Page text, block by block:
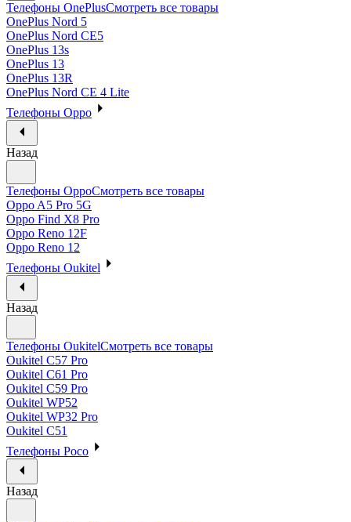
Телефоны OnePlusСмотреть все товары
OnePlus Nord 5
OnePlus Nord CE5
OnePlus 13s
OnePlus 13
OnePlus 13R
OnePlus Nord CE 4 Lite
Телефоны Oppo
Назад
Телефоны OppoСмотреть все товары
Oppo A5 Pro 5G
Oppo Find X8 Pro
Oppo Reno 12F
Oppo Reno 12
Телефоны Oukitel
Назад
Телефоны OukitelСмотреть все товары
Oukitel C57 Pro
Oukitel C61 Pro
Oukitel C59 Pro
Oukitel WP52
Oukitel WP32 Pro
Oukitel C51
Телефоны Poco
Назад